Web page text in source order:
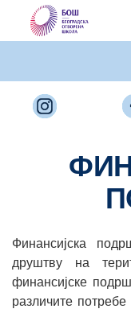
Финансијска
друштву на
финансијске
различите